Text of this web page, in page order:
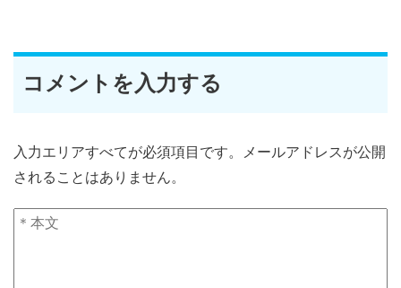
コメントを入力する
入力エリアすべてが必須項目です。メールアドレスが公開
されることはありません。